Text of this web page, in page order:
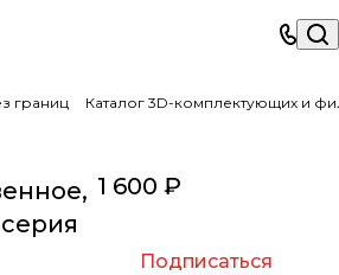
границ Каталог 3D-комплектующих и
1 600 ₽
Подписаться